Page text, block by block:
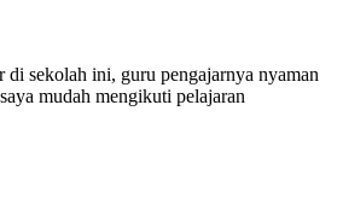
di sekolah ini, guru pengajarnya nyaman
mudah mengikuti pelajaran